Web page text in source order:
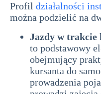
Profil działalności
można podzielić na
Jazdy w
to podstawowy
obejmujący
kursanta do
prowadzenia